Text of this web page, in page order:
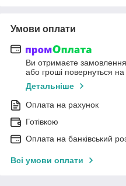
Умови оплати
Ви отримаєте замовлення
або гроші повернуться
Детальніше
Оплата на рахунок
Готівкою
Оплата на банківський
Всі умови оплати